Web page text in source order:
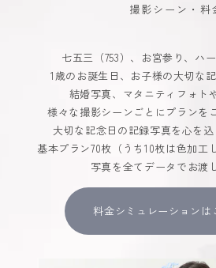
撮影シーン・料
七五三（753）、お宮参り、ハ
1歳のお誕生日、お子様の大切な
結婚写真、マタニティフォト
様々な撮影シーンごとにプランを
大切な記念日の記録写真を心を込
基本プラン70枚（うち10枚は色加工
写真を全てデータでお渡
料金シミュレーションは